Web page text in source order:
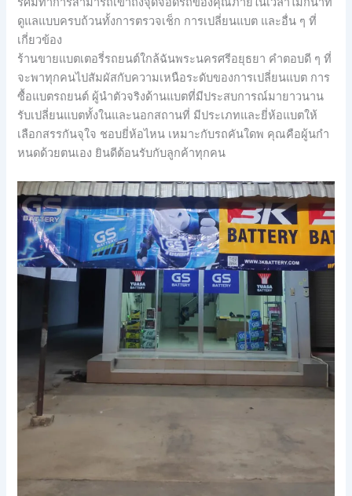
ดูแลแบบครบถ้วนทั้งการตรวจเช็ก การเปลี่ยนแบต และอื่น ๆ ที่
เกี่ยวข้อง
ร้านขายแบตเตอรี่รถยนต์ใกล้ฉันพระนครศรีอยุธยา คำตอบดี ๆ ที่
จะพาทุกคนไปสัมผัสกับความเหนือระดับของการเปลี่ยนแบต การ
ซื้อแบตรถยนต์ ผู้นำตัวจริงด้านแบตที่มีประสบการณ์มายาวนาน
รับเปลี่ยนแบตทั้งในและนอกสถานที่ มีประเภทและยี่ห้อแบตให้
เลือกสรรกันจุใจ ชอบยี่ห้อไหน เหมาะกับรถคันใดพ คุณคือผู้นกำ
หนดด้วยตนเอง ยินดีต้อนรับกับลูกค้าทุกคน